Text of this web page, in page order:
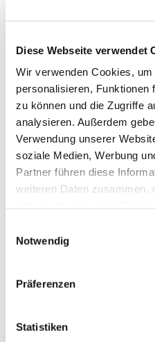
Diese Webseite verwendet
Wir verwenden Cookies,
personalisieren, Funktionen
zu können und die Zugriffe
analysieren. Außerdem
Verwendung unserer
soziale Medien, Werbung
Partner führen diese
weiteren Daten zusammen,
Notwendig
Präferenzen
Statistiken
den
Christus,seinen
unsern Herrn,
Heiligen Geist,
Jungfrau Maria,
Pilatus,gekreuzigt,
begraben,
des Todes, am
auferstanden von
aufgefahren in den
Vaters; von dort
richten die
glaube an den